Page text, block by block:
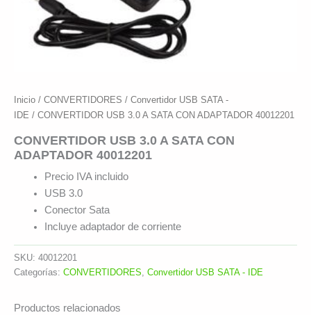
Inicio / CONVERTIDORES / Convertidor USB SATA -
IDE / CONVERTIDOR USB 3.0 A SATA CON ADAPTADOR 40012201
CONVERTIDOR USB 3.0 A SATA CON
ADAPTADOR 40012201
Precio IVA incluido
USB 3.0
Conector Sata
Incluye adaptador de corriente
SKU: 40012201
Categorías: CONVERTIDORES Convertidor USB SATA - IDE
Productos relacionados